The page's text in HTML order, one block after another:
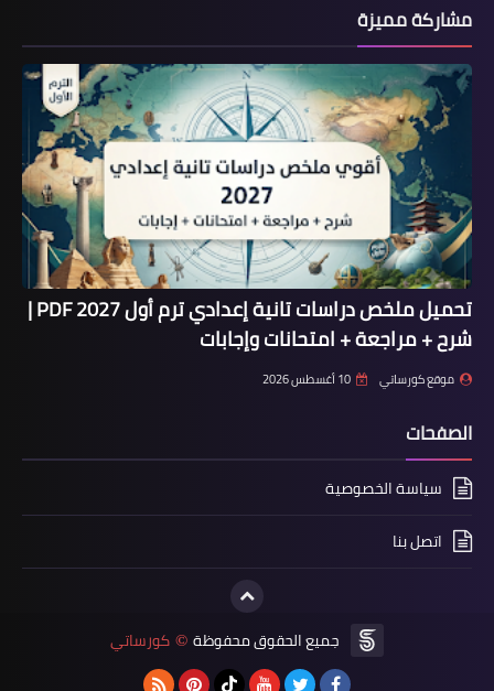
مشاركة مميزة
تحميل ملخص دراسات تانية إعدادي ترم أول 2027 PDF |
شرح + مراجعة + امتحانات وإجابات
موقع كورساتي 10 أغسطس 2026
الصفحات
سياسة الخصوصية
اتصل بنا
جميع الحقوق محفوظة © كورساتي